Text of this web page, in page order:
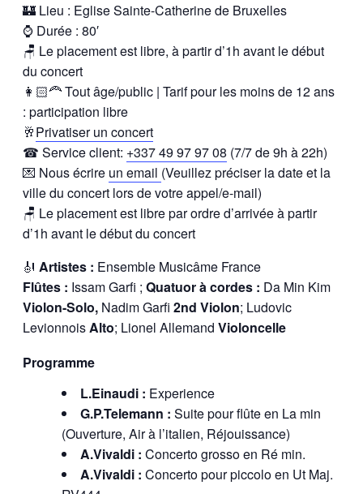
🏰 Lieu : Eglise Sainte-Catherine de Bruxelles
⌚ Durée : 80′
🪑 Le placement est libre, à partir d’1h avant le début
du concert
👩🏻‍🦰 Tout âge/public | Tarif pour les moins de 12 ans
: participation libre
🥂Privatiser un concert
☎ Service client: +337 49 97 97 08 (7/7 de 9h à 22h)
💌 Nous écrire un email (Veuillez préciser la date et la
ville du concert lors de votre appel/e-mail)
🪑 Le placement est libre par ordre d’arrivée à partir
d’1h avant le début du concert
🎻 Artistes : Ensemble Musicâme France
Flûtes : Issam Garfi ; Quatuor à cordes : Da Min Kim
Violon-Solo, Nadim Garfi 2nd Violon; Ludovic
LevionnoisAlto; Lionel Allemand Violoncelle
Programme
L.Einaudi : Experience
G.P.Telemann : Suite pour flûte en La min
(Ouverture, Air à l’italien, Réjouissance)
A.Vivaldi : Concerto grosso en Ré min.
A.Vivaldi : Concerto pour piccolo en Ut Maj.